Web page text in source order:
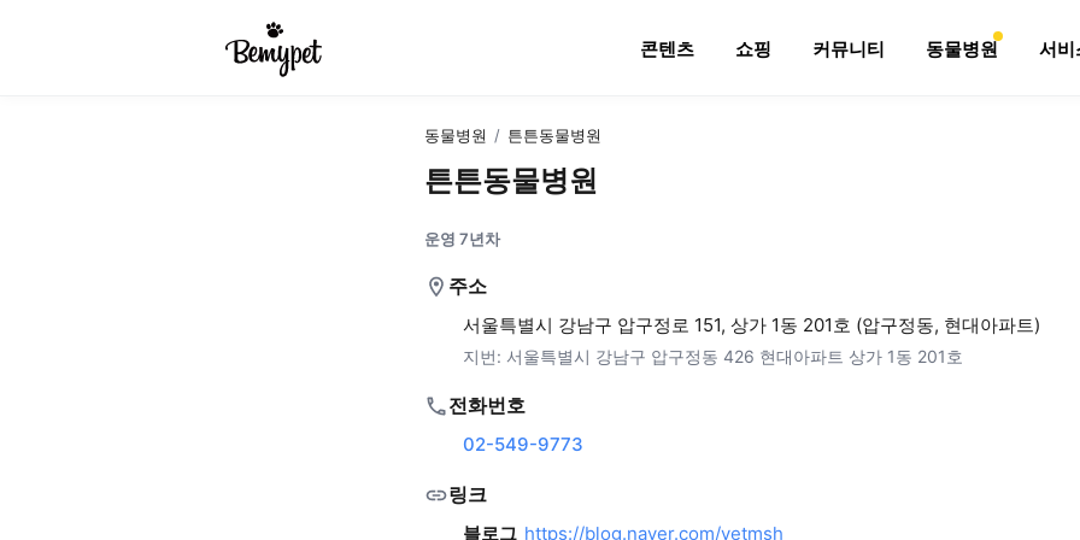
콘텐츠 쇼핑 커뮤니티 동물병원 서비
동물병원 / 튼튼동물병원
튼튼동물병원
운영 7년차
주소
서울특별시 강남구 압구정로 151, 상가 1동 201호 (압구정동, 현대아파트)
지번: 서울특별시 강남구 압구정동 426 현대아파트 상가 1동 201호
전화번호
02-549-9773
링크
블로그 https://blog.naver.com/vetmsh